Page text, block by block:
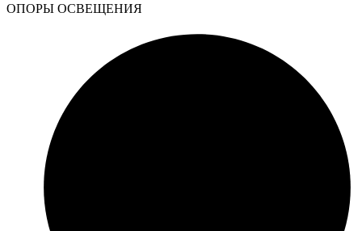
ОПОРЫ ОСВЕЩЕНИЯ